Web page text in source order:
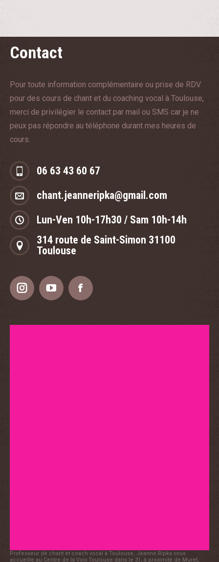
Contact
Pour toute information complémentaire ou prise de RDV
pour des cours de chant et du coaching vocal à Toulouse,
merci de privilégier le contact par mail ou SMS car je ne
peux pas répondre au téléphone durant mes heures de
cours.
06 63 43 60 67
chant.jeanneripka@gmail.com
Lun-Ven 10h-17h30 / Sam 10h-14h
314 route de Saint-Simon 31100
Toulouse
InstagramYouTubeFacebook
Professeur de chant et coach vocal à Toulouse, Jeanne Ripka vous
accueille au Centre de la Voix Toulouse dans le 31, à proximité de Muret,